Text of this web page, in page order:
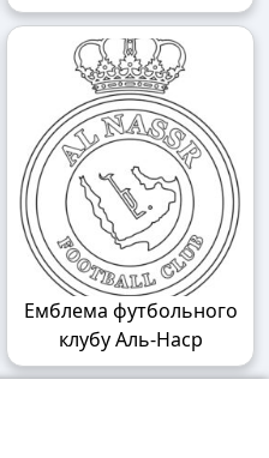
Емблема футбольного
клубу Аль-Наср